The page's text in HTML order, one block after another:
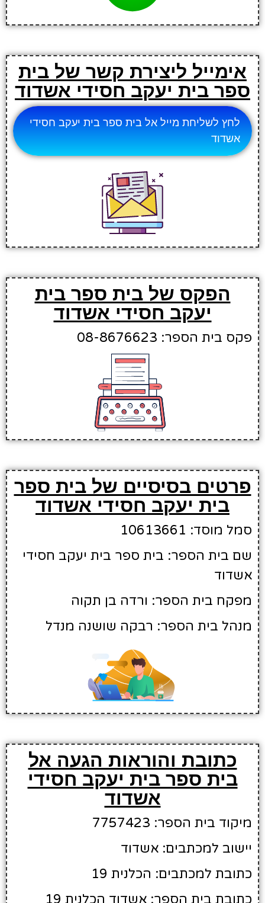
אימייל ליצירת קשר של בית
ספר בית יעקב חסידי אשדוד
לחץ לשליחת מייל אל בית ספר בית יעקב חסידי
אשדוד
הפקס של בית ספר בית
יעקב חסידי אשדוד
פקס בית הספר: 08-8676623
פרטים בסיסיים של בית ספר
בית יעקב חסידי אשדוד
סמל מוסד: 10613661
שם בית הספר: בית ספר בית יעקב חסידי
אשדוד
מפקח בית הספר: ורדה בן תקוה
מנהל בית הספר: רבקה שושנה מנדל
כתובת והוראות הגעה אל
בית ספר בית יעקב חסידי
אשדוד
מיקוד בית הספר: 7757423
יישוב למכתבים: אשדוד
כתובת למכתבים: הכלנית 19
כתובת בית הספר: אשדוד הכלנית 19